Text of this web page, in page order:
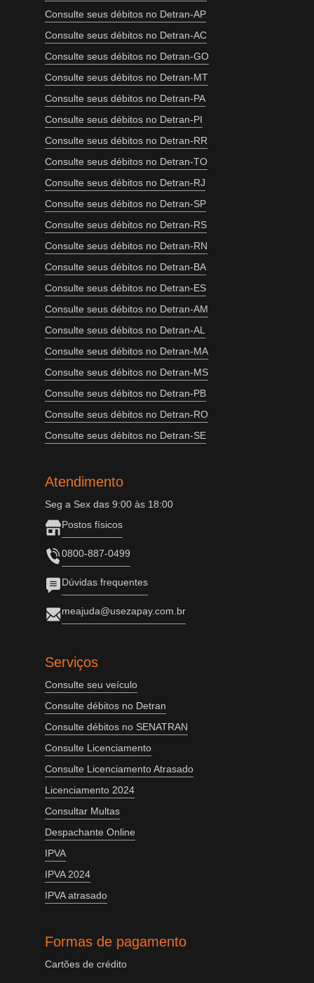
Consulte seus débitos no Detran-AP
Consulte seus débitos no Detran-AC
Consulte seus débitos no Detran-GO
Consulte seus débitos no Detran-MT
Consulte seus débitos no Detran-PA
Consulte seus débitos no Detran-PI
Consulte seus débitos no Detran-RR
Consulte seus débitos no Detran-TO
Consulte seus débitos no Detran-RJ
Consulte seus débitos no Detran-SP
Consulte seus débitos no Detran-RS
Consulte seus débitos no Detran-RN
Consulte seus débitos no Detran-BA
Consulte seus débitos no Detran-ES
Consulte seus débitos no Detran-AM
Consulte seus débitos no Detran-AL
Consulte seus débitos no Detran-MA
Consulte seus débitos no Detran-MS
Consulte seus débitos no Detran-PB
Consulte seus débitos no Detran-RO
Consulte seus débitos no Detran-SE
Atendimento
Seg a Sex das 9:00 às 18:00
Postos físicos
0800-887-0499
Dúvidas frequentes
meajuda@usezapay.com.br
Serviços
Consulte seu veículo
Consulte débitos no Detran
Consulte débitos no SENATRAN
Consulte Licenciamento
Consulte Licenciamento Atrasado
Licenciamento 2024
Consultar Multas
Despachante Online
IPVA
IPVA 2024
IPVA atrasado
Formas de pagamento
Cartões de crédito